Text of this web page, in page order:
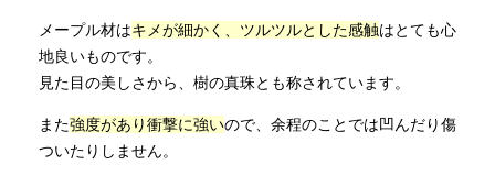
メープル材はキメが細かく、ツルツルとした感触はとても心
地良いものです。
見た目の美しさから、樹の真珠とも称されています。
また強度があり衝撃に強いので、余程のことでは凹んだり傷
ついたりしません。